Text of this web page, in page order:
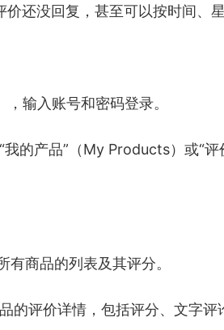
还没回复，甚至可以按时间、星
输入账号和密码登录。
的产品”（My Products）或“
有商品的列表及其评分。
的评价详情，包括评分、文字评